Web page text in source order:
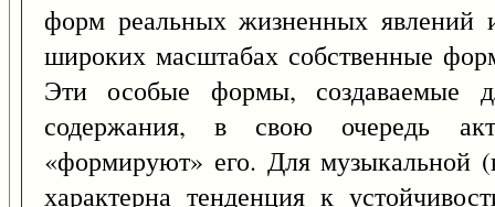
форм реальных жизненных явлений
широких масштабах собственные
Эти особые формы, создаваемые
содержания, в свою очередь
«формируют» его. Для музыкальной
характерна тенденция к